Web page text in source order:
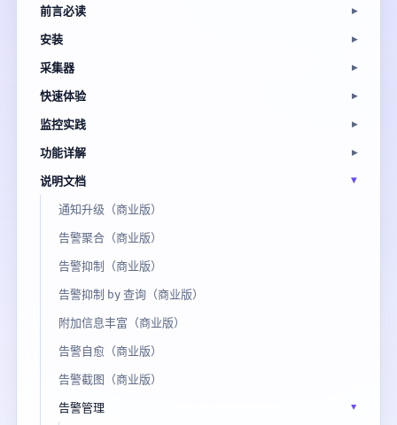
前言必读
安装
采集器
快速体验
监控实践
功能详解
说明文档
通知升级（商业版）
告警聚合（商业版）
告警抑制（商业版）
告警抑制 by 查询（商业版）
附加信息丰富（商业版）
告警自愈（商业版）
告警截图（商业版）
告警管理